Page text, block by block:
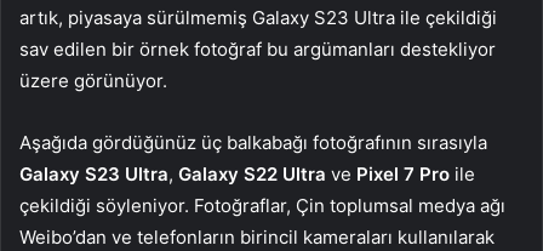
artık, piyasaya sürülmemiş Galaxy S23 Ultra ile çekildiği
sav edilen bir örnek fotoğraf bu argümanları destekliyor
üzere görünüyor.
Aşağıda gördüğünüz üç balkabağı fotoğrafının sırasıyla
Galaxy S23 Ultra, Galaxy S22 Ultra ve Pixel 7 Pro ile
çekildiği söyleniyor. Fotoğraflar, Çin toplumsal medya ağı
Weibo’dan ve telefonların birincil kameraları kullanılarak